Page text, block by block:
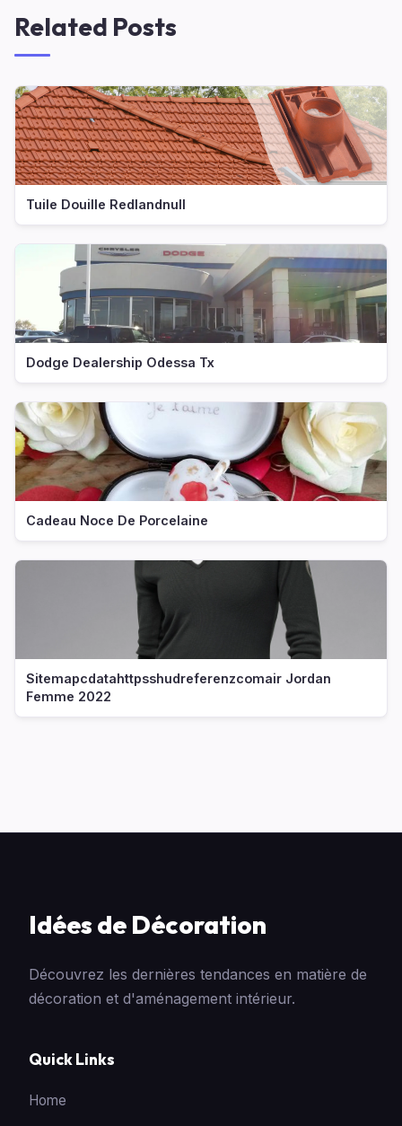
Related Posts
Tuile Douille Redlandnull
Dodge Dealership Odessa Tx
Cadeau Noce De Porcelaine
Sitemapcdatahttpsshudreferenzcomair Jordan
Femme 2022
Idées de Décoration
Découvrez les dernières tendances en matière de
décoration et d'aménagement intérieur.
Quick Links
Home